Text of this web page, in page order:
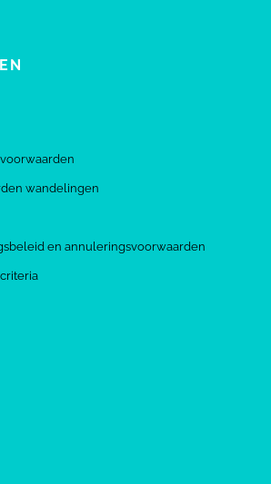
wandelingen
en annuleringsvoorwaarden